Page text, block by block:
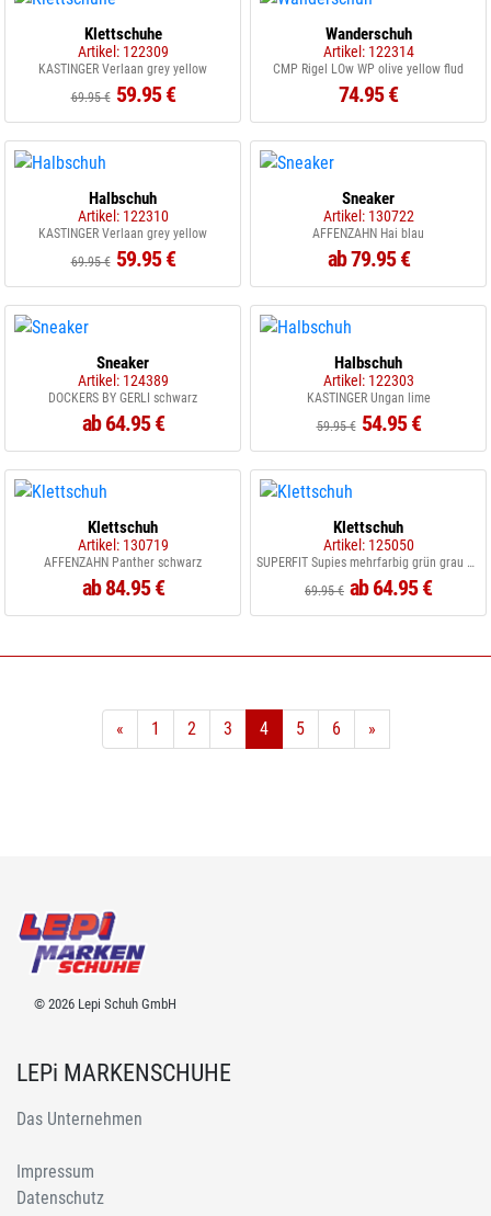
Klettschuhe
Artikel: 122309
KASTINGER Verlaan grey yellow
69.95 € 59.95 €
Wanderschuh
Artikel: 122314
CMP Rigel LOw WP olive yellow flud
74.95 €
Halbschuh
Artikel: 122310
KASTINGER Verlaan grey yellow
69.95 € 59.95 €
Sneaker
Artikel: 130722
AFFENZAHN Hai blau
ab 79.95 €
Sneaker
Artikel: 124389
DOCKERS BY GERLI schwarz
ab 64.95 €
Halbschuh
Artikel: 122303
KASTINGER Ungan lime
59.95 € 54.95 €
Klettschuh
Artikel: 130719
AFFENZAHN Panther schwarz
ab 84.95 €
Klettschuh
Artikel: 125050
SUPERFIT Supies mehrfarbig grün grau blau
69.95 € ab 64.95 €
« 1 2 3 4 5 6 »
© 2026 Lepi Schuh GmbH
LEPi MARKENSCHUHE
Das Unternehmen
Impressum
Datenschutz